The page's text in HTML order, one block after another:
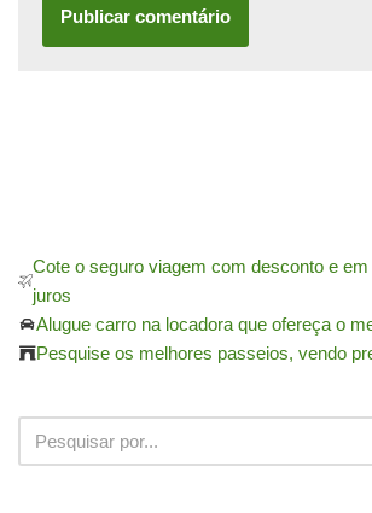
Cote o seguro viagem com desconto e
juros
Alugue carro na locadora que ofereça o
Pesquise os melhores passeios, vendo